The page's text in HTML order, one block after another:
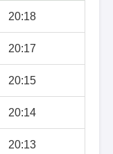
20:18
20:17
20:15
20:14
20:13